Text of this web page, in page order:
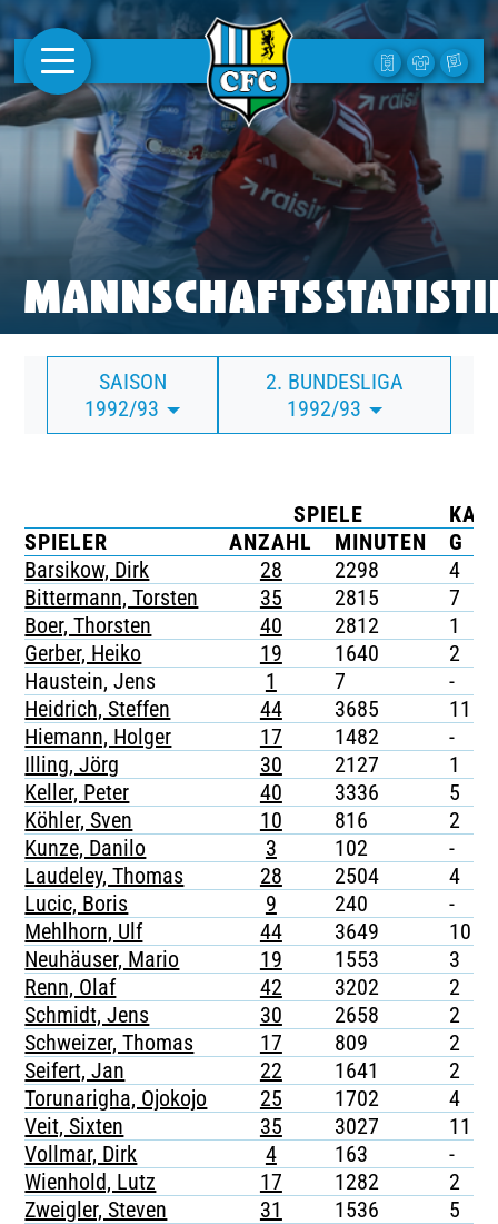
AKTUELLES
1. MANNSCHAFT
FRAUEN
CAMPUS
CLUB
CLUBMITGLIEDSCHAFT
BUSINESS
TICKETING
SAISON
1992/93
2. BUNDESLIGA
1992/93
SPIELE
SPIELER
ANZAHL MINUTEN G
Barsikow, Dirk
28 2298 4
Bittermann, Torsten
35 2815 7
Boer, Thorsten
40 2812 1
Gerber, Heiko
19 1640 2
Haustein, Jens
1 7 -
Heidrich, Steffen
44 3685 11
Hiemann, Holger
17 1482 -
Illing, Jörg
30 2127 1
Keller, Peter
40 3336 5
Köhler, Sven
10 816 2
Kunze, Danilo
3 102 -
Laudeley, Thomas
28 2504 4
Lucic, Boris
9 240 -
Mehlhorn, Ulf
44 3649 10
Neuhäuser, Mario
19 1553 3
Renn, Olaf
42 3202 2
Schmidt, Jens
30 2658 2
Schweizer, Thomas
17 809 2
Seifert, Jan
22 1641 2
Torunarigha, Ojokojo
25 1702 4
Veit, Sixten
35 3027 11
Vollmar, Dirk
4 163 -
Wienhold, Lutz
17 1282 2
Zweigler, Steven
31 1536 5